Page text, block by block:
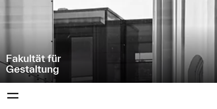
Fakultät für
Gestaltung
bestätigen